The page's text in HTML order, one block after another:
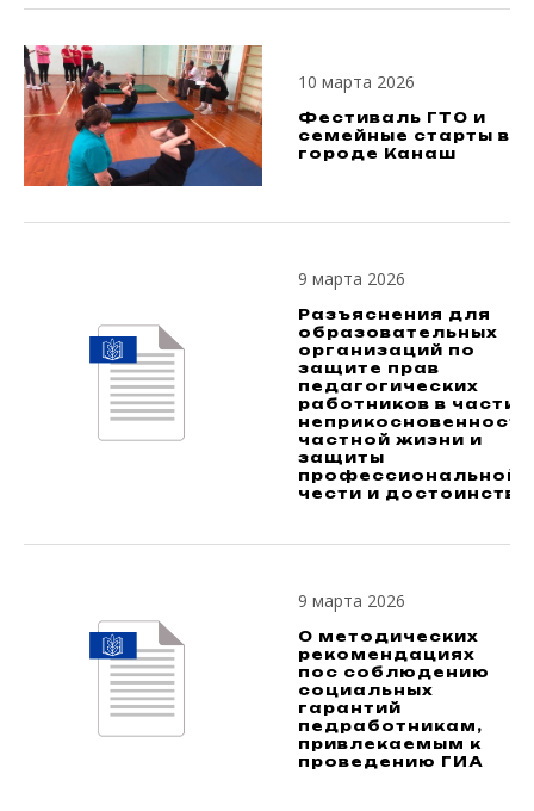
10 марта 2026
Фестиваль ГТО и
семейные старты в
городе Канаш
9 марта 2026
Разъяснения для
образовательных
организаций по
защите прав
педагогических
работников в части
неприкосновенности
частной жизни и
защиты
профессиональной
чести и достоинства
9 марта 2026
О методических
рекомендациях
пос соблюдению
социальных
гарантий
педработникам,
привлекаемым к
проведению ГИА